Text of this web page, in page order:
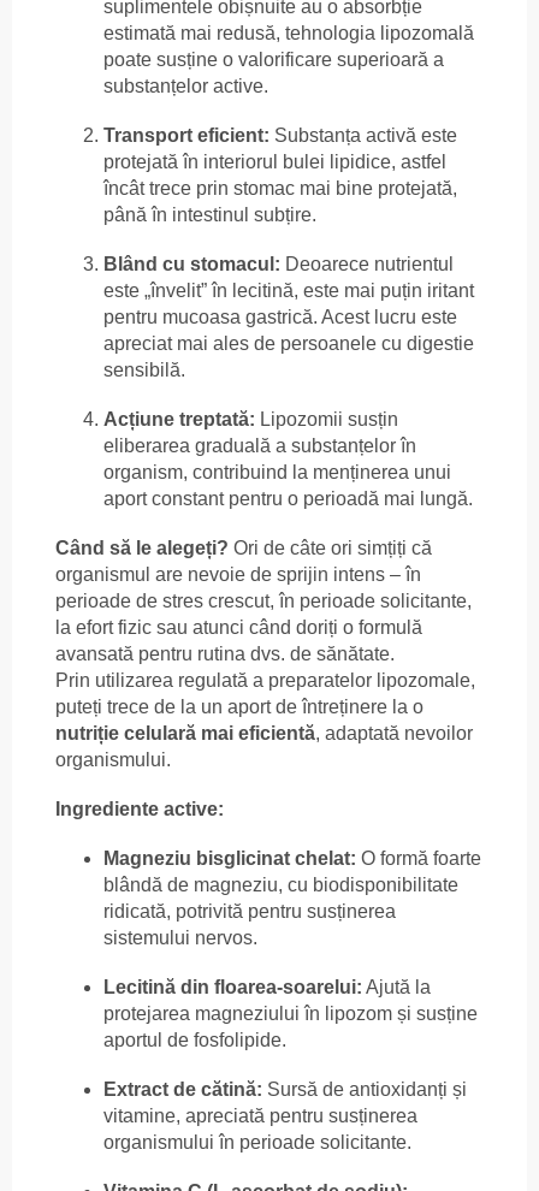
suplimentele obișnuite au o absorbție
estimată mai redusă, tehnologia lipozomală
poate susține o valorificare superioară a
substanțelor active.
Transport eficient: Substanța activă este
protejată în interiorul bulei lipidice, astfel
încât trece prin stomac mai bine protejată,
până în intestinul subțire.
Blând cu stomacul: Deoarece nutrientul
este „învelit” în lecitină, este mai puțin iritant
pentru mucoasa gastrică. Acest lucru este
apreciat mai ales de persoanele cu digestie
sensibilă.
Acțiune treptată: Lipozomii susțin
eliberarea graduală a substanțelor în
organism, contribuind la menținerea unui
aport constant pentru o perioadă mai lungă.
Când să le alegeți? Ori de câte ori simțiți că
organismul are nevoie de sprijin intens – în
perioade de stres crescut, în perioade solicitante,
la efort fizic sau atunci când doriți o formulă
avansată pentru rutina dvs. de sănătate.
Prin utilizarea regulată a preparatelor lipozomale,
puteți trece de la un aport de întreținere la o
nutriție celulară mai eficientă, adaptată nevoilor
organismului.
Ingrediente active:
Magneziu bisglicinat chelat: O formă foarte
blândă de magneziu, cu biodisponibilitate
ridicată, potrivită pentru susținerea
sistemului nervos.
Lecitină din floarea-soarelui: Ajută la
protejarea magneziului în lipozom și susține
aportul de fosfolipide.
Extract de cătină: Sursă de antioxidanți și
vitamine, apreciată pentru susținerea
organismului în perioade solicitante.